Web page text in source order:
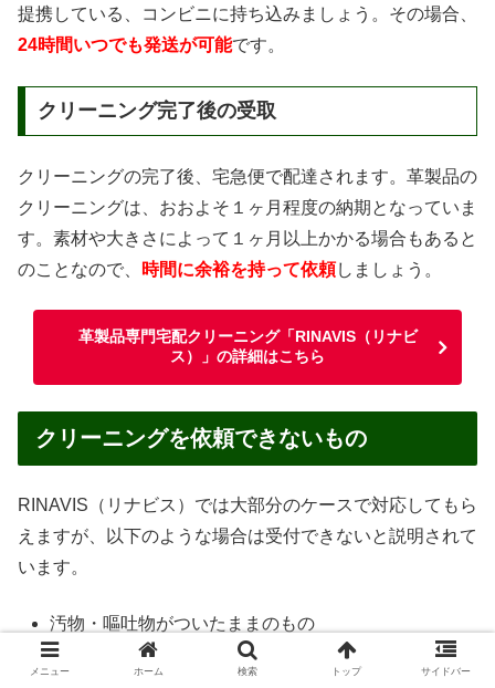
提携している、コンビニに持ち込みましょう。その場合、
24時間いつでも発送が可能です。
クリーニング完了後の受取
クリーニングの完了後、宅急便で配達されます。革製品の
クリーニングは、おおよそ１ヶ月程度の納期となっていま
す。素材や大きさによって１ヶ月以上かかる場合もあると
のことなので、
時間に余裕を持って依頼しましょう。
革製品専門宅配クリーニング「RINAVIS（リナビ
ス）」の詳細はこちら
クリーニングを依頼できないもの
RINAVIS（リナビス）では大部分のケースで対応してもら
えますが、以下のような場合は受付できないと説明されて
います。
汚物・嘔吐物がついたままのもの
ペットが使用したもの
メニュー ホーム 検索 トップ サイドバー